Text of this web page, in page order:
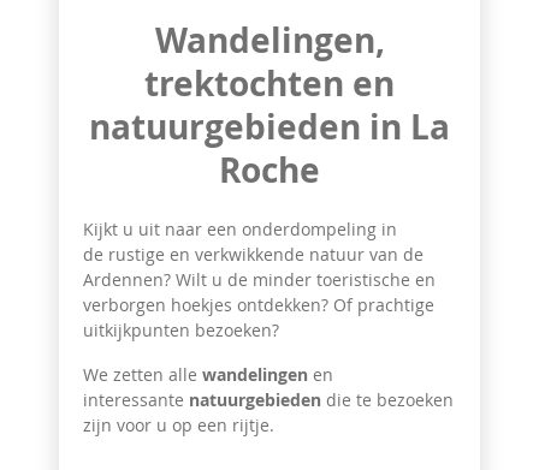
Wandelingen,
trektochten en
natuurgebieden in La
Roche
Kijkt u uit naar een onderdompeling in
de rustige en verkwikkende natuur van de
Ardennen? Wilt u de minder toeristische en
verborgen hoekjes ontdekken? Of prachtige
uitkijkpunten bezoeken?
We zetten alle wandelingen en
interessante natuurgebieden die te bezoeken
zijn voor u op een rijtje.